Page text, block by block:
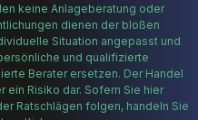
keine Anlageberatung oder
dienen der bloßen
Situation angepasst und
und qualifizierte
Berater ersetzen. Der Handel
ein Risiko dar. Sofern Sie hier
Ratschlägen folgen, handeln Sie